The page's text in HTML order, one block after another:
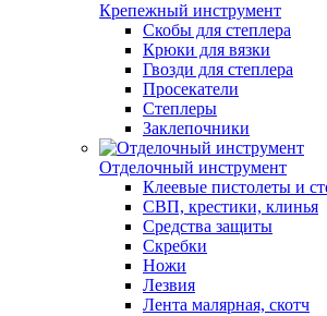
Крепежный инструмент
Скобы для степлера
Крюки для вязки
Гвозди для степлера
Просекатели
Степлеры
Заклепочники
Отделочный инструмент
Клеевые пистолеты и
СВП, крестики, клинья
Средства защиты
Скребки
Ножи
Лезвия
Лента малярная, скотч